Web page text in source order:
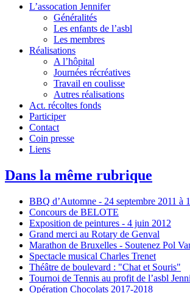
L’assocation Jennifer
Généralités
Les enfants de l’asbl
Les membres
Réalisations
A l’hôpital
Journées récréatives
Travail en coulisse
Autres réalisations
Act. récoltes fonds
Participer
Contact
Coin presse
Liens
Dans la même rubrique
BBQ d’Automne - 24 septembre 2011 à
Concours de BELOTE
Exposition de peintures - 4 juin 2012
Grand merci au Rotary de Genval
Marathon de Bruxelles - Soutenez Pol
Spectacle musical Charles Trenet
Théâtre de boulevard : "Chat et Souris"
Tournoi de Tennis au profit de l’asbl
Opération Chocolats 2017-2018